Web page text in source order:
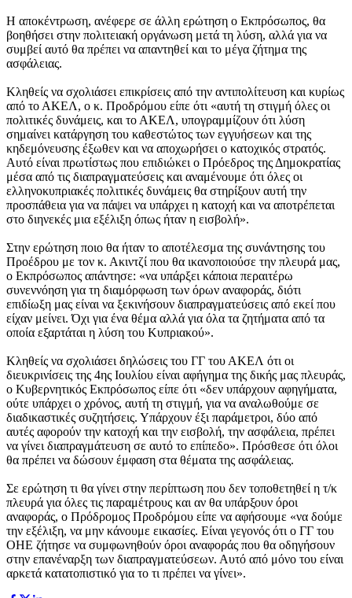
Η αποκέντρωση, ανέφερε σε άλλη ερώτηση ο Εκπρόσωπος, θα
βοηθήσει στην πολιτειακή οργάνωση μετά τη λύση, αλλά για να
συμβεί αυτό θα πρέπει να απαντηθεί και το μέγα ζήτημα της
ασφάλειας.
Κληθείς να σχολιάσει επικρίσεις από την αντιπολίτευση και κυρίως
από το ΑΚΕΛ, ο κ. Προδρόμου είπε ότι «αυτή τη στιγμή όλες οι
πολιτικές δυνάμεις, και το ΑΚΕΛ, υπογραμμίζουν ότι λύση
σημαίνει κατάργηση του καθεστώτος των εγγυήσεων και της
κηδεμόνευσης έξωθεν και να αποχωρήσει ο κατοχικός στρατός.
Αυτό είναι πρωτίστως που επιδιώκει ο Πρόεδρος της Δημοκρατίας
μέσα από τις διαπραγματεύσεις και αναμένουμε ότι όλες οι
ελληνοκυπριακές πολιτικές δυνάμεις θα στηρίξουν αυτή την
προσπάθεια για να πάψει να υπάρχει η κατοχή και να αποτρέπεται
στο διηνεκές μια εξέλιξη όπως ήταν η εισβολή».
Στην ερώτηση ποιο θα ήταν το αποτέλεσμα της συνάντησης του
Προέδρου με τον κ. Ακιντζί που θα ικανοποιούσε την πλευρά μας,
ο Εκπρόσωπος απάντησε: «να υπάρξει κάποια περαιτέρω
συνεννόηση για τη διαμόρφωση των όρων αναφοράς, διότι
επιδίωξη μας είναι να ξεκινήσουν διαπραγματεύσεις από εκεί που
είχαν μείνει. Όχι για ένα θέμα αλλά για όλα τα ζητήματα από τα
οποία εξαρτάται η λύση του Κυπριακού».
Κληθείς να σχολιάσει δηλώσεις του ΓΓ του ΑΚΕΛ ότι οι
διευκρινίσεις της 4ης Ιουλίου είναι αφήγημα της δικής μας πλευράς,
ο Κυβερνητικός Εκπρόσωπος είπε ότι «δεν υπάρχουν αφηγήματα,
ούτε υπάρχει ο χρόνος, αυτή τη στιγμή, για να αναλωθούμε σε
διαδικαστικές συζητήσεις. Υπάρχουν έξι παράμετροι, δύο από
αυτές αφορούν την κατοχή και την εισβολή, την ασφάλεια, πρέπει
να γίνει διαπραγμάτευση σε αυτό το επίπεδο». Πρόσθεσε ότι όλοι
θα πρέπει να δώσουν έμφαση στα θέματα της ασφάλειας.
Σε ερώτηση τι θα γίνει στην περίπτωση που δεν τοποθετηθεί η τ/κ
πλευρά για όλες τις παραμέτρους και αν θα υπάρξουν όροι
αναφοράς, ο Πρόδρομος Προδρόμου είπε να αφήσουμε «να δούμε
την εξέλιξη, να μην κάνουμε εικασίες. Είναι γεγονός ότι ο ΓΓ του
ΟΗΕ ζήτησε να συμφωνηθούν όροι αναφοράς που θα οδηγήσουν
στην επανέναρξη των διαπραγματεύσεων. Αυτό από μόνο του είναι
αρκετά κατατοπιστικό για το τι πρέπει να γίνει».